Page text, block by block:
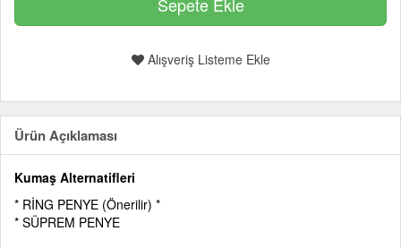
Alışveriş Listeme Ekle
Ürün Açıklaması
Kumaş Alternatifleri
* RİNG PENYE (Önerilir) *
* SÜPREM PENYE